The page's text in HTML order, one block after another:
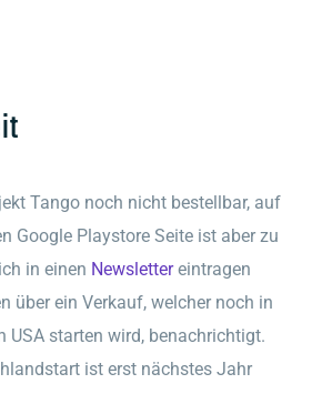
Tango noch nicht bestellbar, auf
Google Playstore Seite ist aber zu
in einen Newslettereintragen
über ein Verkauf, welcher noch in
USA starten wird, benachrichtigt.
ist erst nächstes Jahr